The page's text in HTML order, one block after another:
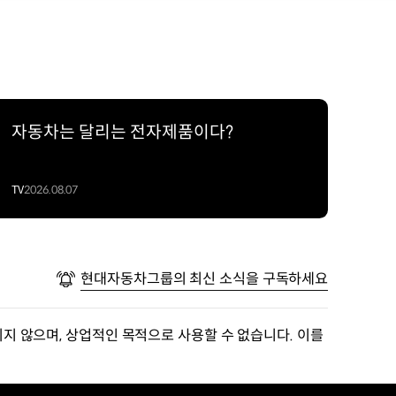
자동차는 달리는 전자제품이다?
TV2026.08.07
현대자동차그룹의 최신 소식을 구독하세요
않으며, 상업적인 목적으로 사용할 수 없습니다. 이를